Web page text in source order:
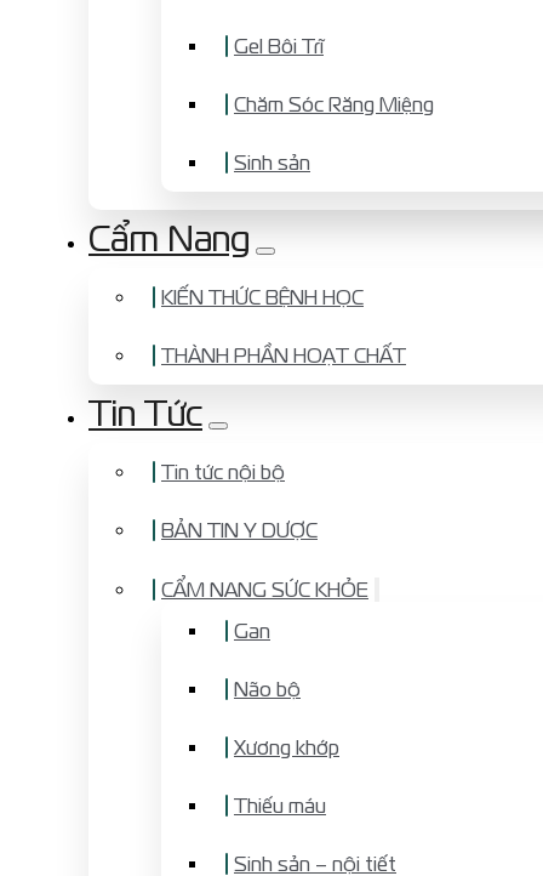
Gel Bôi Trĩ
Chăm Sóc Răng Miệng
Sinh sản
Cẩm Nang
KIẾN THỨC BỆNH HỌC
THÀNH PHẦN HOẠT CHẤT
Tin Tức
Tin tức nội bộ
BẢN TIN Y DƯỢC
CẨM NANG SỨC KHỎE
Gan
Não bộ
Xương khớp
Thiếu máu
Sinh sản – nội tiết